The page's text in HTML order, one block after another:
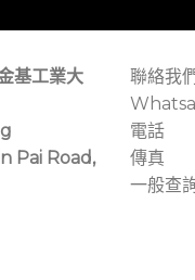
基工業大
Pai Road,
聯絡我
電話
傳真
一般查